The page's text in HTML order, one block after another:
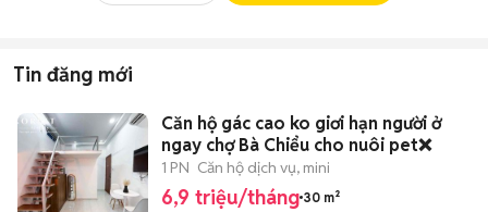
Tin đăng mới
Căn hộ gác cao ko giơi hạn người ở
ngay chợ Bà Chiểu cho nuôi pet❌
1 PN Căn hộ dịch vụ, mini
6,9 triệu/tháng 30 m²